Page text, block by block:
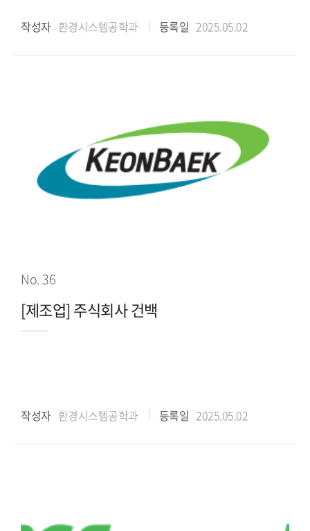
작성자 환경시스템공학과 등록일 2025.05.02
No. 36
[제조업] 주식회사 건백
작성자 환경시스템공학과 등록일 2025.05.02